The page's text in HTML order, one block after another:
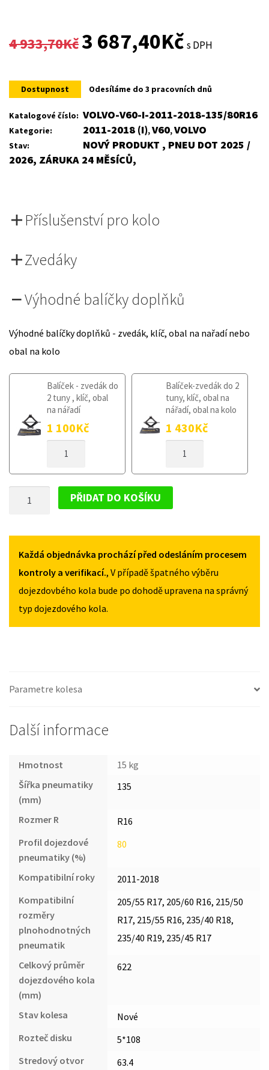
4 933,70Kč
Original
was:
4
933,70Kč.
3 687,40KčCurrent
is:
3
687,40Kč.
s DPH
Dostupnost Odesíláme do 3 pracovních dnů
Katalogové číslo: VOLVO-V60-I-2011-2018-135/80R16
Kategorie: 2011-2018 (I),V60,VOLVO
Stav:
NOVÝ PRODUKT , PNEU DOT 2025 /
2026, ZÁRUKA 24 MĚSÍCŮ,
Příslušenství pro kolo
Zvedáky
Výhodné balíčky doplňků
Výhodné balíčky doplňků - zvedák, klíč, obal na nařadí nebo
obal na kolo
Balíček - zvedák do
2 tuny , klíč, obal
na nářadí
1 100Kč
KOLO
2011-
Balíček-zvedák do 2
tuny, klíč, obal na
nářadí, obal na kolo
1 430Kč
KOLO
2011-
V60
2011-
135/80R16
MNOŽSTVÍ
PŘIDAT DO KOŠÍKU
Každá objednávka prochází před odesláním procesem
kontroly a verifikací., V případě špatného výběru
dojezdovbého kola bude po dohodě upravena na správný
typ dojezdového kola.
Parametre kolesa
Další informace
Hmotnost
15 kg
Šířka pneumatiky
(mm)
135
Rozmer R
R16
Profil dojezdové
pneumatiky (%)
80
Kompatibilní roky
2011-2018
Kompatibilní
rozměry
plnohodnotných
pneumatik
205/55 R17, 205/60 R16, 215/50
R17, 215/55 R16, 235/40 R18,
235/40 R19, 235/45 R17
Celkový průměr
dojezdového kola
(mm)
622
Stav kolesa
Nové
Rozteč disku
5*108
Stredový otvor
63.4